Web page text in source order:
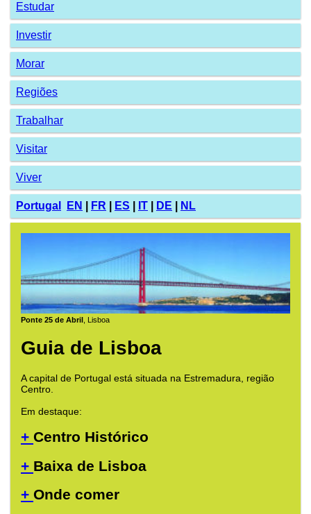
Estudar
Investir
Morar
Regiões
Trabalhar
Visitar
Viver
Portugal EN FR ES IT DE NL
Ponte 25 de Abril , Lisboa
Guia de Lisboa
A capital de Portugal está situada na Estremadura, região
Centro.
Em destaque:
+ Centro Histórico
+ Baixa de Lisboa
+ Onde comer